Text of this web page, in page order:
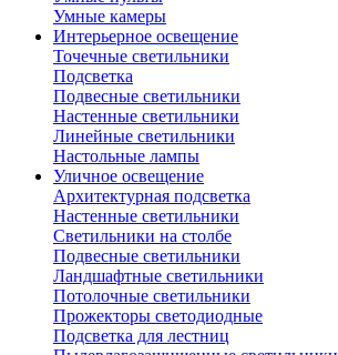
Умные камеры
Интерьерное освещение
Точечные светильники
Подсветка
Подвесные светильники
Настенные светильники
Линейные светильники
Настольные лампы
Уличное освещение
Архитектурная подсветка
Настенные светильники
Светильники на столбе
Подвесные светильники
Ландшафтные светильники
Потолочные светильники
Прожекторы светодиодные
Подсветка для лестниц